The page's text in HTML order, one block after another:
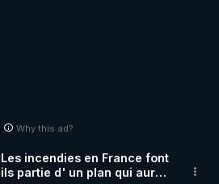
Why this ad?
Les incendies en France font
ils partie d' un plan qui aurait